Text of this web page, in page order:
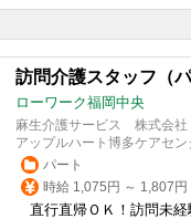
訪問介護スタッフ（
ローワーク福岡中央
麻生介護サービス 株式会社
アップルハート博多ケアセン
パート
時給 1,075円 ～ 1,807円
直行直帰ＯＫ！訪問未